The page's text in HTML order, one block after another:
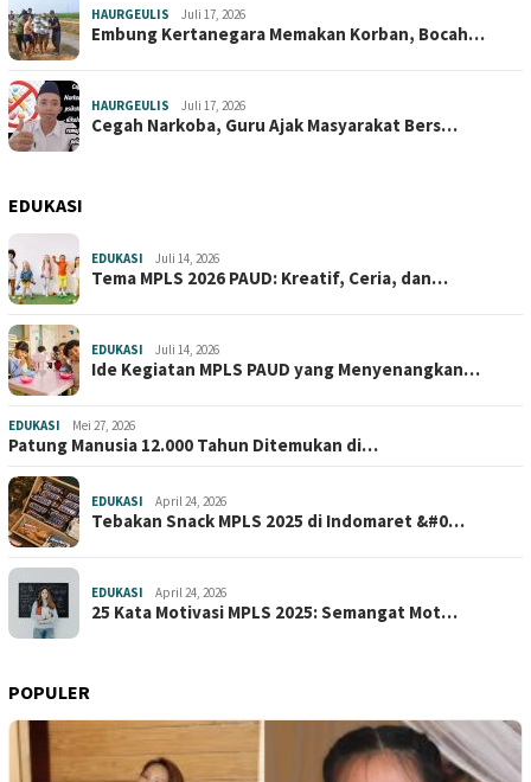
HAURGEULIS Juli 17, 2026
Embung Kertanegara Memakan Korban, Bocah…
HAURGEULIS Juli 17, 2026
Cegah Narkoba, Guru Ajak Masyarakat Bers…
EDUKASI
EDUKASI Juli 14, 2026
Tema MPLS 2026 PAUD: Kreatif, Ceria, dan…
EDUKASI Juli 14, 2026
Ide Kegiatan MPLS PAUD yang Menyenangkan…
EDUKASI Mei 27, 2026
Patung Manusia 12.000 Tahun Ditemukan di…
EDUKASI April 24, 2026
Tebakan Snack MPLS 2025 di Indomaret &#0…
EDUKASI April 24, 2026
25 Kata Motivasi MPLS 2025: Semangat Mot…
POPULER